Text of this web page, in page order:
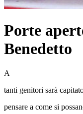
Porte
Benedetto
A
tanti genitori sarà
pensare a come si